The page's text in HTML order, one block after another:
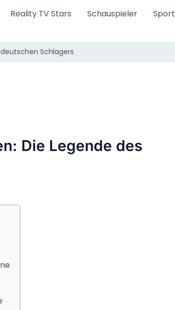
Reality TV Stars Schauspieler Sport
Schlagers
Die Legende des